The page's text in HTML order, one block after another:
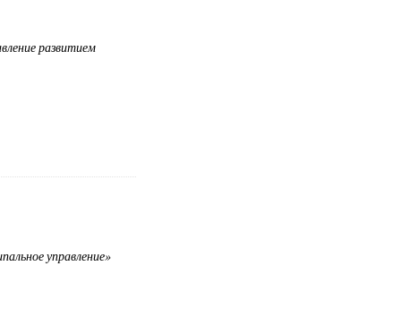
развитием
управление»